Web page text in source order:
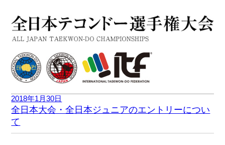
2018年1月30日
全日本大会・全日本ジュニアのエントリーについ
て